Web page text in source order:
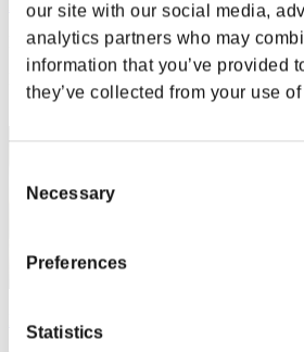
our site with our social media,
analytics partners who may
information that you’ve provided
they’ve collected from your use
Selection
Necessary
Preferences
Statistics
ARTEMISNIKE
Punteggio:Missions15/59'00"85
22